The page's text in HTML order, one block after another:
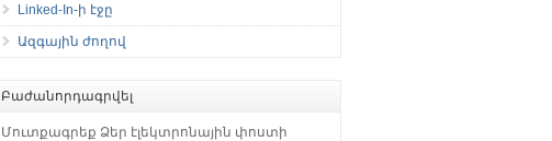
Linked-In-ի էջը
Ազգային ժողով
Բաժանորդագրվել
Մուտքագրեք Ձեր էլեկտրոնային փոստի